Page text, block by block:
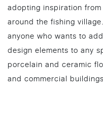
adopting inspiration
around the fishing
anyone who wants to
design elements to any
porcelain and ceramic
and commercial